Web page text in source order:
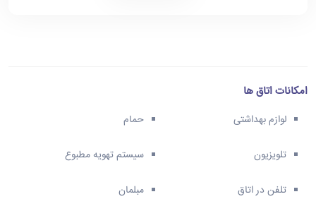
امکانات اتاق ها
لوازم بهداشتی حمام
تلویزیون سیستم تهویه مطبوع
تلفن در اتاق مبلمان